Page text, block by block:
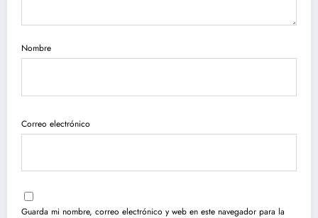
Nombre
Correo electrónico
Guarda mi nombre, correo electrónico y web en este navegador para la